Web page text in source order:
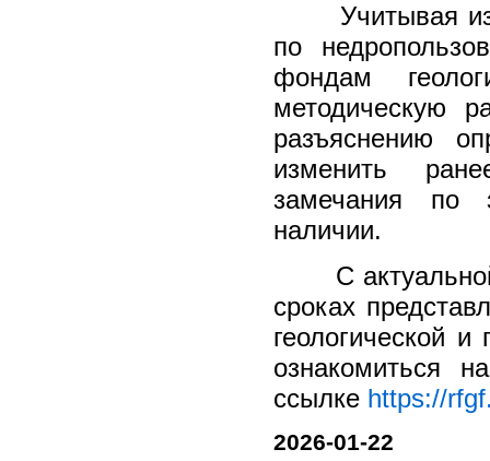
Учитывая
по
фондам
методическую
разъяснению
изменить
замечания по
наличии.
С актуальной
сроках
геологической и
ознакомиться
ссылке https://
2026-01-22